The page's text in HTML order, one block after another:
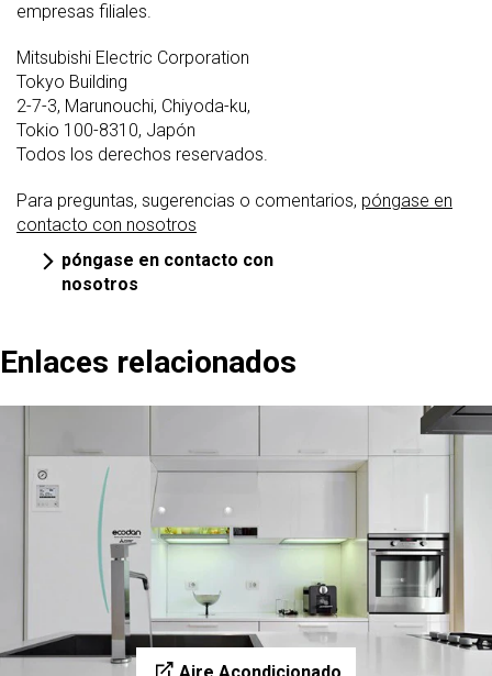
empresas filiales.
Mitsubishi Electric Corporation
Tokyo Building
2-7-3, Marunouchi, Chiyoda-ku,
Tokio 100-8310, Japón
Todos los derechos reservados.
Para preguntas, sugerencias o comentarios, póngase en
contacto con nosotros
póngase en contacto con
nosotros
Enlaces relacionados